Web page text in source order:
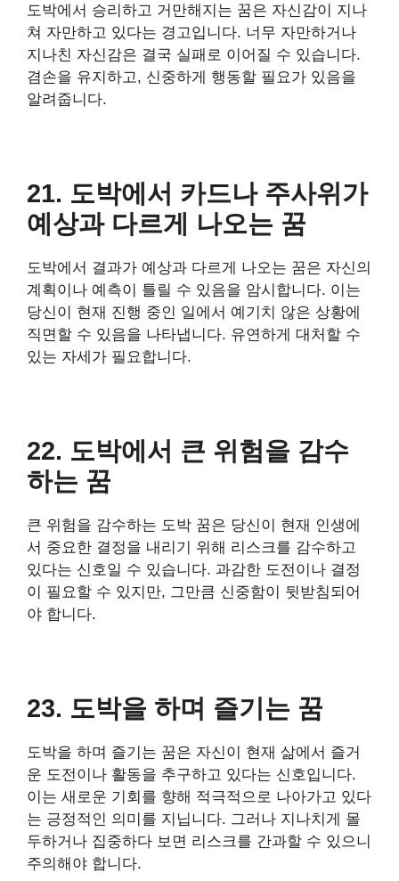
도박에서 승리하고 거만해지는 꿈은 자신감이 지나
쳐 자만하고 있다는 경고입니다. 너무 자만하거나
지나친 자신감은 결국 실패로 이어질 수 있습니다.
겸손을 유지하고, 신중하게 행동할 필요가 있음을
알려줍니다.
21. 도박에서 카드나 주사위가
예상과 다르게 나오는 꿈
도박에서 결과가 예상과 다르게 나오는 꿈은 자신의
계획이나 예측이 틀릴 수 있음을 암시합니다. 이는
당신이 현재 진행 중인 일에서 예기치 않은 상황에
직면할 수 있음을 나타냅니다. 유연하게 대처할 수
있는 자세가 필요합니다.
22. 도박에서 큰 위험을 감수
하는 꿈
큰 위험을 감수하는 도박 꿈은 당신이 현재 인생에
서 중요한 결정을 내리기 위해 리스크를 감수하고
있다는 신호일 수 있습니다. 과감한 도전이나 결정
이 필요할 수 있지만, 그만큼 신중함이 뒷받침되어
야 합니다.
23. 도박을 하며 즐기는 꿈
도박을 하며 즐기는 꿈은 자신이 현재 삶에서 즐거
운 도전이나 활동을 추구하고 있다는 신호입니다.
이는 새로운 기회를 향해 적극적으로 나아가고 있다
는 긍정적인 의미를 지닙니다. 그러나 지나치게 몰
두하거나 집중하다 보면 리스크를 간과할 수 있으니
주의해야 합니다.